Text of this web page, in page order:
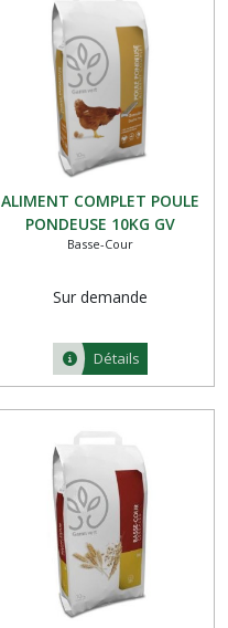
ALIMENT COMPLET POULE
PONDEUSE 10KG GV
Basse-Cour
Sur demande
Détails